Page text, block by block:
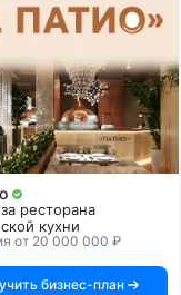
ресторана
кухни
от 20 000 000 ₽
бизнес-план